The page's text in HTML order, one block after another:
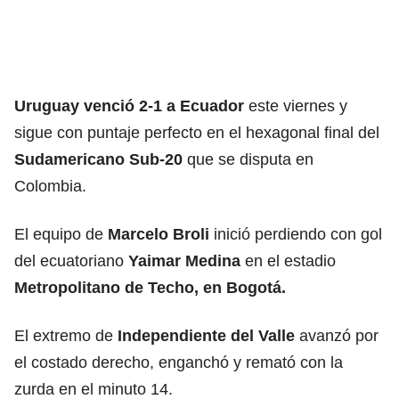
Uruguay venció 2-1 a Ecuador este viernes y
sigue con puntaje perfecto en el hexagonal final del
Sudamericano Sub-20 que se disputa en
Colombia.
El equipo de Marcelo Broli inició perdiendo con gol
del ecuatoriano Yaimar Medina en el estadio
Metropolitano de Techo, en Bogotá.
El extremo de Independiente del Valle avanzó por
el costado derecho, enganchó y remató con la
zurda en el minuto 14.